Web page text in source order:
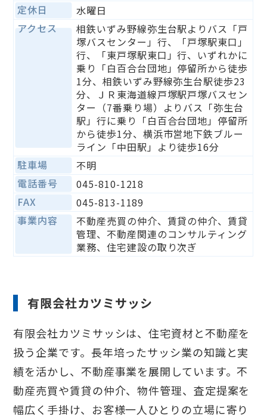
定休日
水曜日
アクセス
相鉄いずみ野線弥生台駅よりバス「戸
塚バスセンター」行、「戸塚駅東口」
行、「東戸塚駅東口」行、いずれかに
乗り「白百合台団地」停留所から徒歩
1分、相鉄いずみ野線弥生台駅徒歩23
分、ＪＲ東海道線戸塚駅戸塚バスセン
ター（7番乗り場）よりバス「弥生台
駅」行に乗り「白百合台団地」停留所
から徒歩1分、横浜市営地下鉄ブルー
ライン「中田駅」より徒歩16分
駐車場
不明
電話番号
045-810-1218
FAX
045-813-1189
事業内容
不動産売買の仲介、賃貸の仲介、賃貸
管理、不動産関連のコンサルティング
業務、住宅建設の取り次ぎ
有限会社カツミサッシ​
有限会社カツミサッシは、住宅資材と不動産を
扱う企業です。長年培ったサッシ業の知識と実
績を活かし、不動産事業を展開しています。不
動産売買や賃貸の仲介、物件管理、査定提案を
幅広く手掛け、お客様一人ひとりの立場に寄り